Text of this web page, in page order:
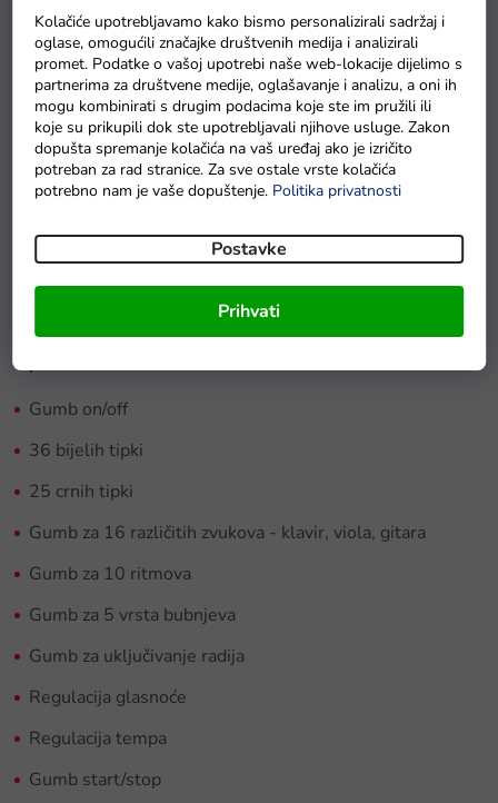
Kolačiće upotrebljavamo kako bismo personalizirali sadržaj i
oglase, omogućili značajke društvenih medija i analizirali
promet. Podatke o vašoj upotrebi naše web-lokacije dijelimo s
partnerima za društvene medije, oglašavanje i analizu, a oni ih
mogu kombinirati s drugim podacima koje ste im pružili ili
koje su prikupili dok ste upotrebljavali njihove usluge. Zakon
dopušta spremanje kolačića na vaš uređaj ako je izričito
potreban za rad stranice. Za sve ostale vrste kolačića
potrebno nam je vaše dopuštenje. Politika privatnosti
Postavke
Prihvati
mikrofoni 2 snažnazvučnika. Igračka je prikladna za svu
djecu stariju od 5 godina.
Velikadječja klavijatura XXL:
Mikrofon
Izvor napajanja
USB
Radio
Oprema:
Gumb on/off
36 bijelih tipki
25 crnih tipki
Gumb za 16 različitih zvukova - klavir, viola, gitara
Gumb za 10 ritmova
Gumb za 5 vrsta bubnjeva
Gumb za uključivanje radija
Regulacija glasnoće
Regulacija tempa
Gumb start/stop